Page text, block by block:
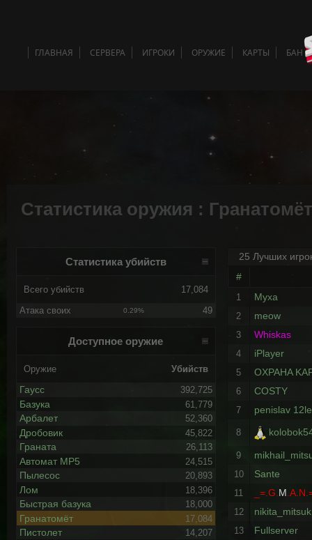
ГЛАВНАЯ СЕРВЕРА ИГРОКИ ОРУЖИЕ КАРТЫ БАН
Статистика оружия : Гранатомёт
Статистика убийств
Всего убийств 17,084
Атака своих 0.29% 49
Доступное оружие
Оружие Убийств
Гаусс 392,725
Базука 61,779
Арбалет 52,360
Дробовик 45,822
Граната 26,113
Автомат MP5 24,515
Пылесос 20,893
Лом 18,396
Быстрая базука 18,000
Гранатомёт 17,084
Пистолет 14,207
25 Лучших
#
1 Myxa
2 meow
3 Whiskas
4 iPlayer
5 OXPAHA
6 COSTY
7 penislav
8
9
10 Sante
11 _=.G. M
12 nikita_mitsuk
13 Fullserver